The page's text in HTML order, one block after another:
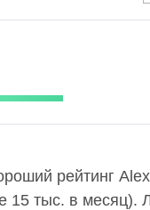
рейтинг
15 тыс. в